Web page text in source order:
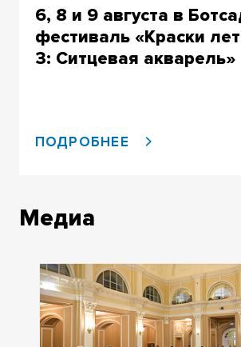
6, 8 и 9 августа в
фестиваль «Краски
3: Ситцевая акварель»
ПОДРОБНЕЕ
Медиа